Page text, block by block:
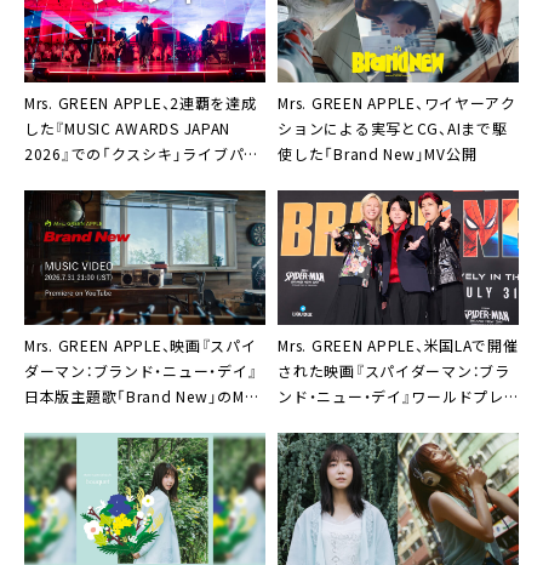
Mrs. GREEN APPLE、2連覇を達成
した『MUSIC AWARDS JAPAN
2026』での「クスシキ」ライブパフ
Mrs. GREEN APPLE、ワイヤーアク
ションによる実写とCG、AIまで駆
使した「Brand New」MV公開
Mrs. GREEN APPLE、映画『スパイ
ダーマン：ブランド・ニュー・デイ』
日本版主題歌「Brand New」のMV
Mrs. GREEN APPLE、米国LAで開催
された映画『スパイダーマン：ブラ
ンド・ニュー・デイ』ワールドプレ